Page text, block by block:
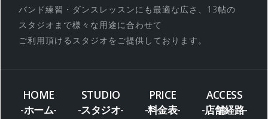
バンド練習・ダンスレッスンにも最適な広さ、13帖の
スタジオまで様々な用途に合わせて
ご利用頂けるスタジオをご提供しております。
HOME
-ホーム-
STUDIO
-スタジオ-
PRICE
-料金表-
ACCESS
-店舗経路-